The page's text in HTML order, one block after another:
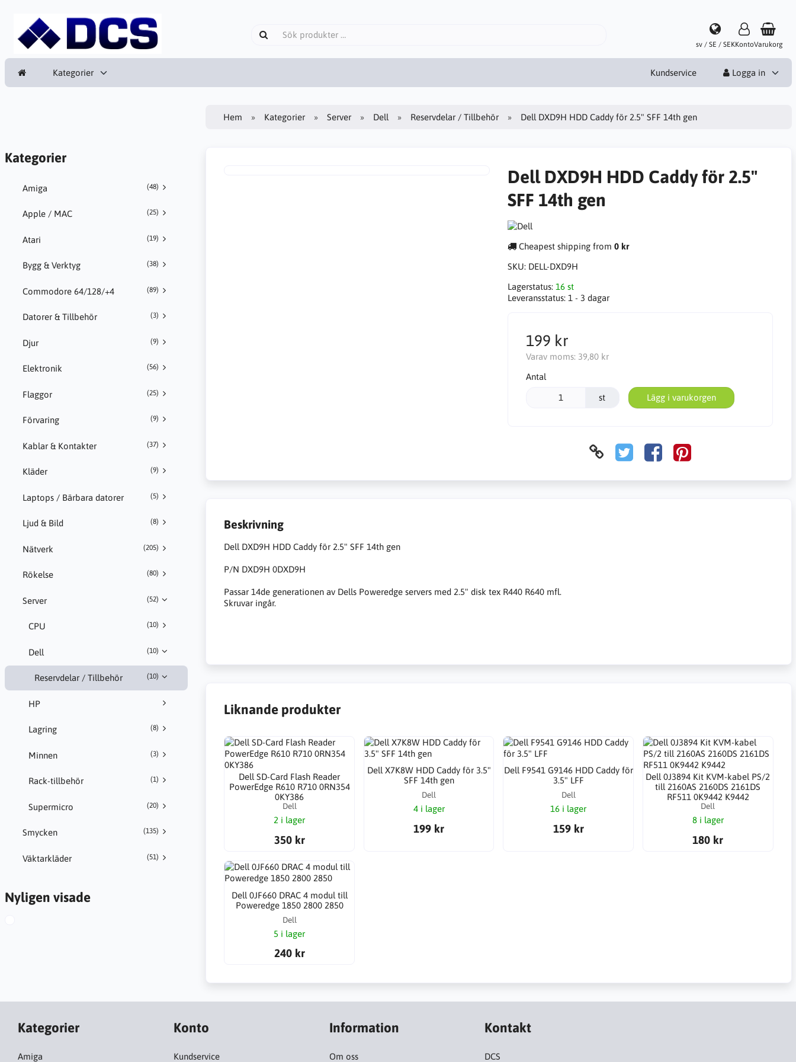
sv / SE / SEKKontoVarukorg
Kategorier Kundservice Logga in
Kategorier
Amiga (48)
Apple / MAC (25)
Atari (19)
Bygg & Verktyg (38)
Commodore 64/128/+4 (89)
Datorer & Tillbehör (3)
Djur (9)
Elektronik (56)
Flaggor (25)
Förvaring (9)
Kablar & Kontakter (37)
Kläder (9)
Laptops / Bärbara datorer (5)
Ljud & Bild (8)
Nätverk (205)
Rökelse (80)
Server (52)
CPU (10)
Dell (10)
Reservdelar / Tillbehör (10)
HP
Lagring (8)
Minnen (3)
Rack-tillbehör (1)
Supermicro (20)
Smycken (135)
Väktarkläder (51)
Nyligen visade
Hem Kategorier Server Dell Reservdelar / Tillbehör Dell DXD9H HDD Caddy för 2.5" SFF 14th gen
Dell DXD9H HDD Caddy för 2.5"
SFF 14th gen
Cheapest shipping from 0 kr
SKU: DELL-DXD9H
Lagerstatus: 16 st
Leveransstatus: 1 - 3 dagar
199 kr
Varav moms: 39,80 kr
Antal
st Lägg i varukorgen
Beskrivning
Dell DXD9H HDD Caddy för 2.5" SFF 14th gen
P/N DXD9H 0DXD9H
Passar 14de generationen av Dells Poweredge servers med 2.5" disk tex R440 R640 mfl.
Skruvar ingår.
Liknande produkter
Dell SD-Card Flash Reader
PowerEdge R610 R710 0RN354
0KY386
Dell
2 i lager
350 kr
Dell X7K8W HDD Caddy för 3.5"
SFF 14th gen
Dell
4 i lager
199 kr
Dell F9541 G9146 HDD Caddy för
3.5" LFF
Dell
16 i lager
159 kr
Dell 0J3894 Kit KVM-kabel PS/2
till 2160AS 2160DS 2161DS
RF511 0K9442 K9442
Dell
8 i lager
180 kr
Dell 0JF660 DRAC 4 modul till
Poweredge 1850 2800 2850
Dell
5 i lager
240 kr
Kategorier
Amiga
Konto
Kundservice
Information
Om oss
Kontakt
DCS